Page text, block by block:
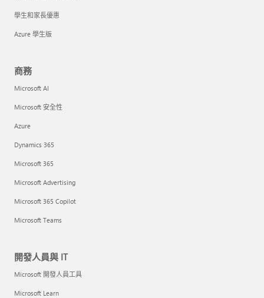
學生和家長優惠
Azure 學生版
商務
Microsoft AI
Microsoft 安全性
Azure
Dynamics 365
Microsoft 365
Microsoft Advertising
Microsoft 365 Copilot
Microsoft Teams
開發人員與 IT
Microsoft 開發人員工具
Microsoft Learn